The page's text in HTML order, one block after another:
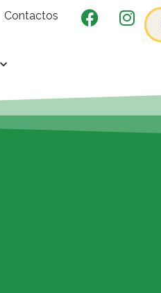
Contactos